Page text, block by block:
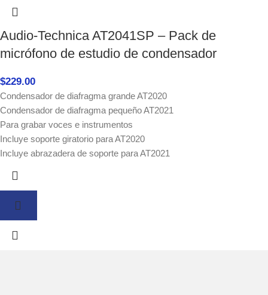
Audio-Technica AT2041SP – Pack de
micrófono de estudio de condensador
$229.00
Condensador de diafragma grande AT2020
Condensador de diafragma pequeño AT2021
Para grabar voces e instrumentos
Incluye soporte giratorio para AT2020
Incluye abrazadera de soporte para AT2021